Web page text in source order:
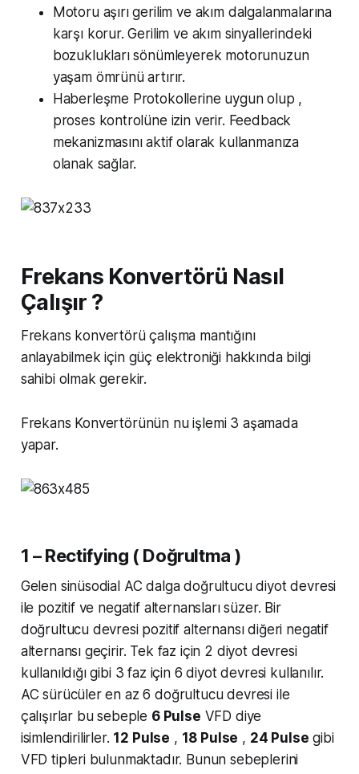
Motoru aşırı gerilim ve akım dalgalanmalarına
karşı korur. Gerilim ve akım sinyallerindeki
bozuklukları sönümleyerek motorunuzun
yaşam ömrünü artırır.
Haberleşme Protokollerine uygun olup ,
proses kontrolüne izin verir. Feedback
mekanizmasını aktif olarak kullanmanıza
olanak sağlar.
Frekans Konvertörü Nasıl
Çalışır ?
Frekans konvertörü çalışma mantığını
anlayabilmek için güç elektroniği hakkında bilgi
sahibi olmak gerekir.
Frekans Konvertörünün nu işlemi 3 aşamada
yapar.
1 – Rectifying ( Doğrultma )
Gelen sinüsodial AC dalga doğrultucu diyot devresi
ile pozitif ve negatif alternansları süzer. Bir
doğrultucu devresi pozitif alternansı diğeri negatif
alternansı geçirir. Tek faz için 2 diyot devresi
kullanıldığı gibi 3 faz için 6 diyot devresi kullanılır.
AC sürücüler en az 6 doğrultucu devresi ile
çalışırlar bu sebeple 6 Pulse VFD diye
isimlendirilirler. 12 Pulse , 18 Pulse , 24 Pulse gibi
VFD tipleri bulunmaktadır. Bunun sebeplerini